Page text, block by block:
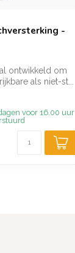
-
ontwikkeld om
als niet-st...
voor 16.00 uur